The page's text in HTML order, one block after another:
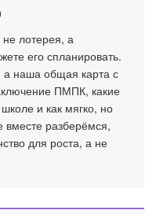
лотерея, а
его спланировать.
а наша общая карта с
ПМПК, какие
и как мягко, но
вместе разберёмся,
для роста, а не